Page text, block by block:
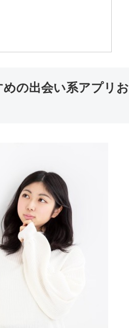
の出会い系アプリお